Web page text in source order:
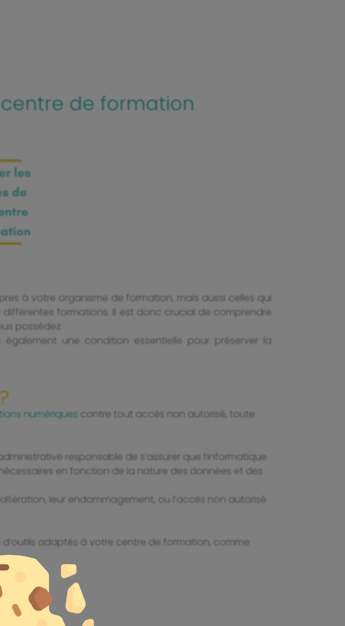
de formation
à votre organisme de formation, mais aussi celles qui
formations. Il est donc crucial de comprendre
possédez.
une condition essentielle pour préserver la
numériques contre tout accès non autorisé, toute
administrative responsable de s’assurer que l’informatique
en fonction de la nature des données et des
leur endommagement, ou l’accès non autorisé
d’outils adaptés à votre centre de formation, comme